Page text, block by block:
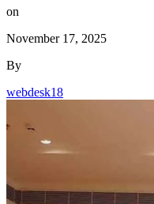
on
November 17, 2025
By
webdesk18